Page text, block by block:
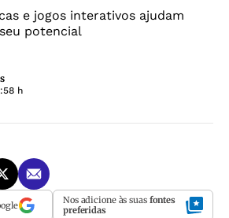
e jogos interativos ajudam
potencial
h
Nos adicione às suas fontes
preferidas